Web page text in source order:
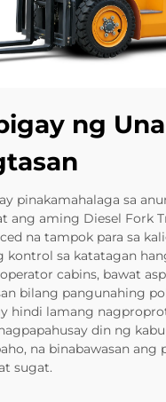
ng
pinakamahalaga sa
ang aming Diesel Fork
na tampok para sa
kontrol sa katatagan
cabins, bawat
bilang pangunahing
hindi lamang
din ng
na binabawasan ang
sugat.